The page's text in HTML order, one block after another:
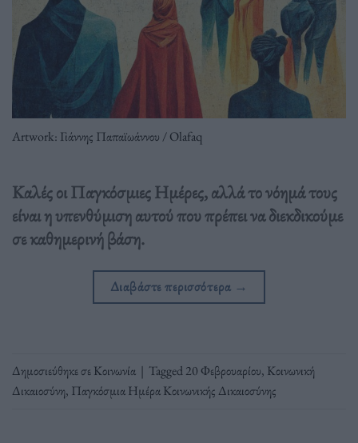
Artwork: Γιάννης Παπαϊωάννου / Olafaq
Καλές οι Παγκόσμιες Ημέρες, αλλά το νόημά τους
είναι η υπενθύμιση αυτού που πρέπει να διεκδικούμε
σε καθημερινή βάση.
Διαβάστε περισσότερα →
Δημοσιεύθηκε σεΚοινωνία | Tagged20 Φεβρουαρίου, Κοινωνική
Δικαιοσύνη, Παγκόσμια Ημέρα Κοινωνικής Δικαιοσύνης